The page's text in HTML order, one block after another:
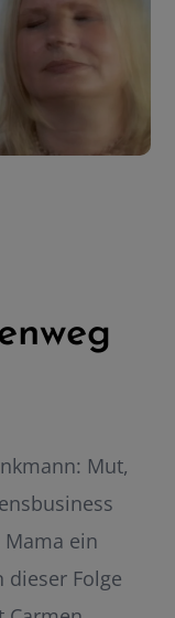
Mut,
ein
dieser Folge